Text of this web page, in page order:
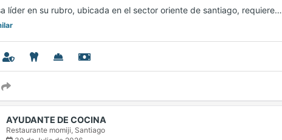
líder en su rubro, ubicada en el sector oriente de santiago, requiere…
AYUDANTE DE COCINA
Restaurante momiji, Santiago